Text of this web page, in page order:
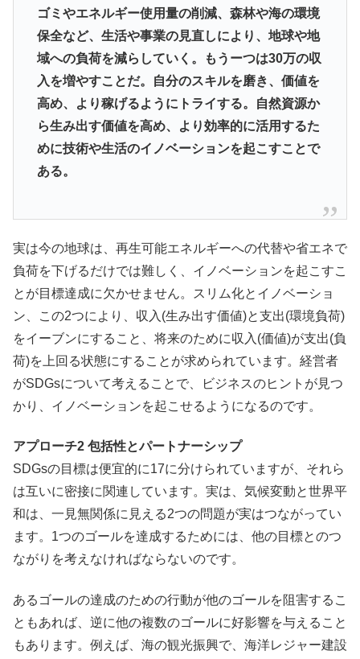
ゴミやエネルギー使用量の削減、森林や海の環境
保全など、生活や事業の見直しにより、地球や地
域への負荷を減らしていく。もうーつは30万の収
入を増やすことだ。自分のスキルを磨き、価値を
高め、より稼げるようにトライする。自然資源か
ら生み出す価値を高め、より効率的に活用するた
めに技術や生活のイノベーションを起こすことで
ある。
実は今の地球は、再生可能エネルギーへの代替や省エネで
負荷を下げるだけでは難しく、イノベーションを起こすこ
とが目標達成に欠かせません。スリム化とイノベーショ
ン、この2つにより、収入(生み出す価値)と支出(環境負荷)
をイーブンにすること、将来のために収入(価値)が支出(負
荷)を上回る状態にすることが求められています。経営者
がSDGsについて考えることで、ビジネスのヒントが見つ
かり、イノベーションを起こせるようになるのです。
アプローチ2 包括性とパートナーシップ
SDGsの目標は便宜的に17に分けられていますが、それら
は互いに密接に関連しています。実は、気候変動と世界平
和は、一見無関係に見える2つの問題が実はつながってい
ます。1つのゴールを達成するためには、他の目標とのつ
ながりを考えなければならないのです。
あるゴールの達成のための行動が他のゴールを阻害するこ
ともあれば、逆に他の複数のゴールに好影響を与えること
もあります。例えば、海の観光振興で、海洋レジャー建設